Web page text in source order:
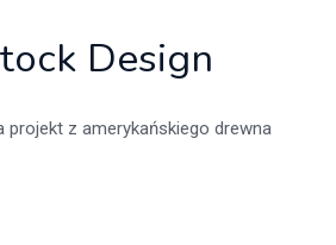
Design
projekt z amerykańskiego drewna